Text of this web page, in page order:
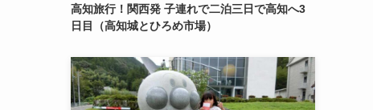
高知旅行！関西発 子連れで二泊三日で高知へ3
日目（高知城とひろめ市場）